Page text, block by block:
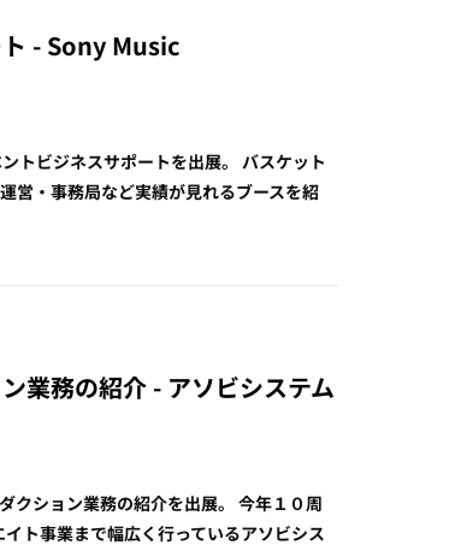
- Sony Music
ビジネスサポートを出展。 バスケット
営・事務局など実績が見れるブースを紹
業務の紹介 - アソビシステム
クション業務の紹介を出展。 今年１０周
ト事業まで幅広く行っているアソビシス